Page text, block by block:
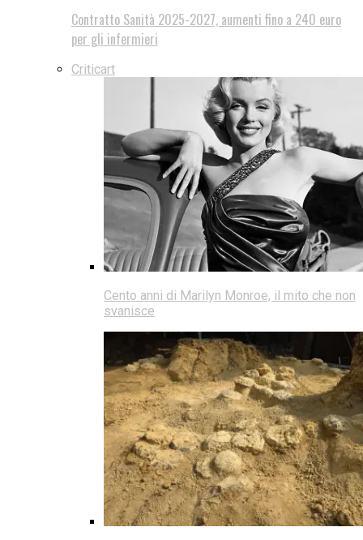
Contratto Sanità 2025-2027, aumenti fino a 240 euro
per gli infermieri
Criticart
Cento anni di Marilyn Monroe, il mito che non
svanisce